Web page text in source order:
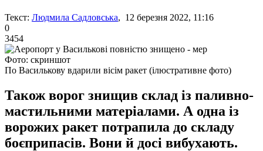
Текст: Людмила Садловська, 12 березня 2022, 11:16
0
3454
Фото: скриншот
По Василькову вдарили вісім ракет (ілюстративне фото)
Також ворог знищив склад із паливно-
мастильними матеріалами. А одна із
ворожих ракет потрапила до складу
боєприпасів. Вони й досі вибухають.